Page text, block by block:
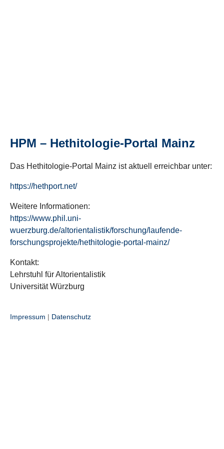
HPM – Hethitologie-Portal Mainz
Das Hethitologie-Portal Mainz ist aktuell erreichbar unter:
https://hethport.net/
Weitere Informationen:
https://www.phil.uni-
wuerzburg.de/altorientalistik/forschung/laufende-
forschungsprojekte/hethitologie-portal-mainz/
Kontakt:
Lehrstuhl für Altorientalistik
Universität Würzburg
Impressum | Datenschutz